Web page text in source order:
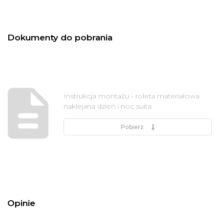
Dokumenty do pobrania
Instrukcja montażu - roleta materiałowa
naklejana dzień i noc suita
Pobierz
Opinie